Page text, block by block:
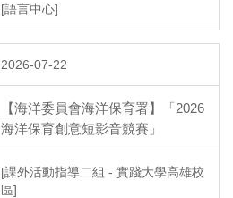
[語言中心]
2026-07-22
【海洋委員會海洋保育署】「2026
海洋保育創意短影音競賽」
[課外活動指導二組 - 實踐大學高雄校
區]